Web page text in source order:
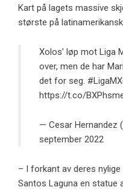
Kart på lagets massive
største på
Xolos’ løp mot Liga
over, men de har
det for seg.
https://t.co/
— Cesar Hernandez
september 2022
– I forkant av deres
Santos Laguna en statue